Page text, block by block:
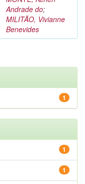
Andrade do;
MILITÃO, Vivianne
Benevides
1
1
1